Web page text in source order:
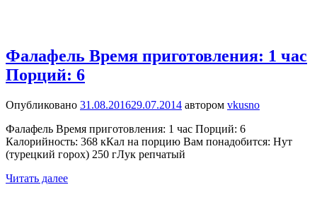
Фалафель Время приготовления: 1 час
Порций: 6
Опубликовано 31.08.201629.07.2014 автором vkusno
Фалафель Время приготовления: 1 час Порций: 6
Калорийность: 368 кКал на порцию Вам понадобится: Нут
(турецкий горох) 250 гЛук репчатый
Читать далее